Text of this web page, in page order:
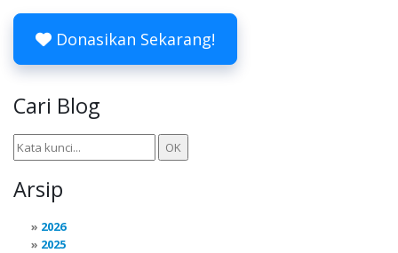
Donasikan Sekarang!
Cari Blog
Arsip
2026
2025